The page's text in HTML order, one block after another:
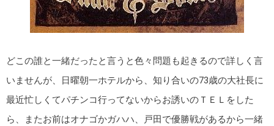
どこの誰と一緒だったと言うと色々問題も起きるので詳しく言
いませんが、日曜朝一ホテルから、知り合いの73歳の大社長に
最近忙しくてパチンコ行ってないからお誘いのＴＥＬをした
ら、またお前はオナゴかガハハ、戸田で優勝戦があるから一緒